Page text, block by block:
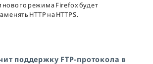
нового режима Firefox будет
HTTP на HTTPS.
поддержку FTP-протокола в